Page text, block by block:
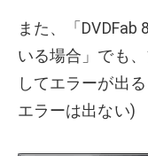
また、「DVDFab
いる場合」でも
してエラーが出
エラーは出ない)